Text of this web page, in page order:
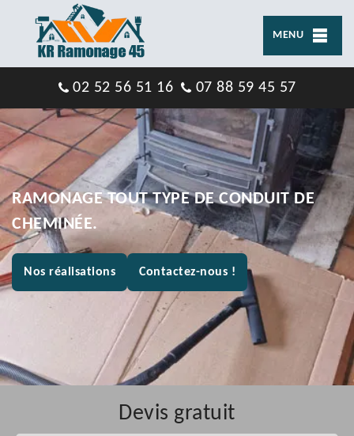
MENU
02 52 56 51 16 07 88 59 45 57
RAMONAGE TOUT TYPE DE CONDUIT DE
CHEMINÉE.
Nos réalisations Contactez-nous !
Devis gratuit